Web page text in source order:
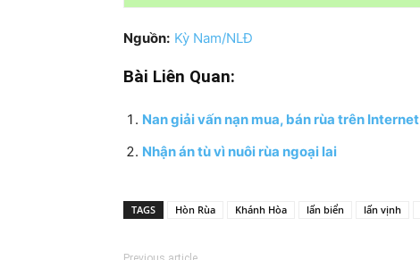
Nguồn: Kỳ Nam/NLĐ
Bài Liên Quan:
Nan giải vấn nạn mua, bán rùa trên Internet
Nhận án tù vì nuôi rùa ngoại lai
TAGS Hòn Rùa Khánh Hòa lấn biển lấn vịnh